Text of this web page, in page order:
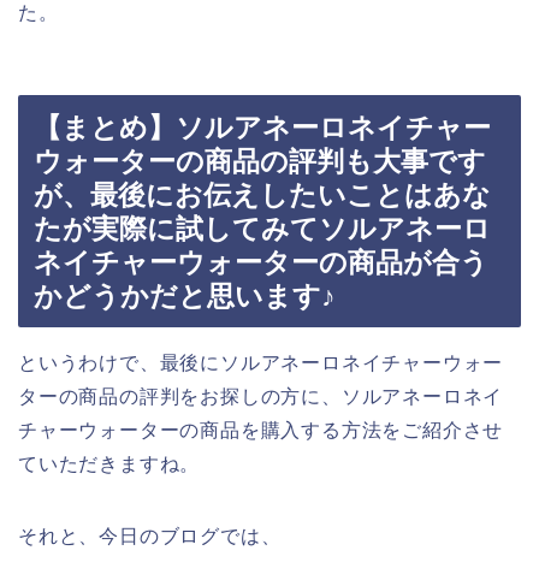
た。
【まとめ】ソルアネーロネイチャー
ウォーターの商品の評判も大事です
が、最後にお伝えしたいことはあな
たが実際に試してみてソルアネーロ
ネイチャーウォーターの商品が合う
かどうかだと思います♪
というわけで、最後にソルアネーロネイチャーウォー
ターの商品の評判をお探しの方に、ソルアネーロネイ
チャーウォーターの商品を購入する方法をご紹介させ
ていただきますね。
それと、今日のブログでは、